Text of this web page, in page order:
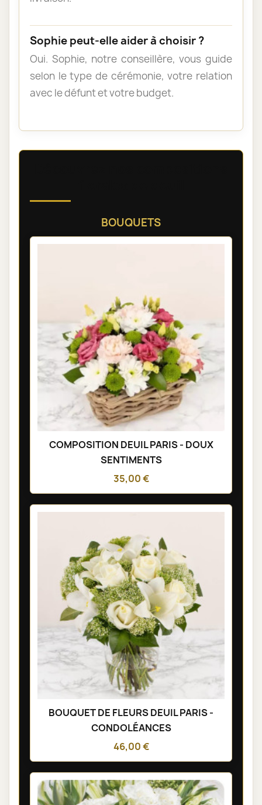
Sophie peut-elle aider à choisir ?
Oui. Sophie, notre conseillère, vous guide
selon le type de cérémonie, votre relation
avec le défunt et votre budget.
BOUQUETS
COMPOSITION DEUIL PARIS - DOUX
SENTIMENTS
35,00 €
BOUQUET DE FLEURS DEUIL PARIS -
CONDOLÉANCES
46,00 €